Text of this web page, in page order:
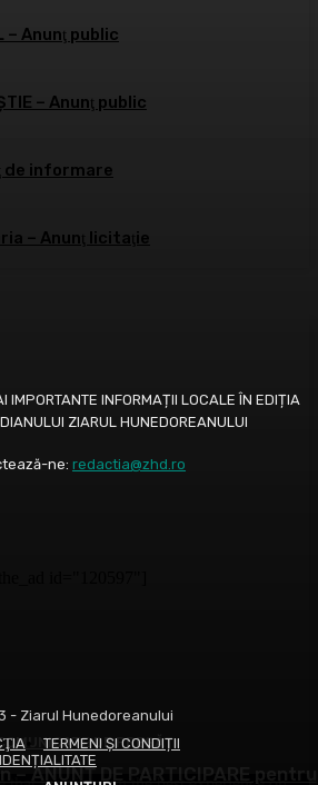
DE PRESĂ
– ANUNȚ DE PARTICIPARE pentru
– Anunţ public
– Anunţ public
de informare
– Anunţ licitaţie
IMPORTANTE INFORMAȚII LOCALE ÎN EDIȚIA
ZIARUL HUNEDOREANULUI
ne: redactia@zhd.ro
- Ziarul Hunedoreanului
TERMENI ȘI CONDIȚII